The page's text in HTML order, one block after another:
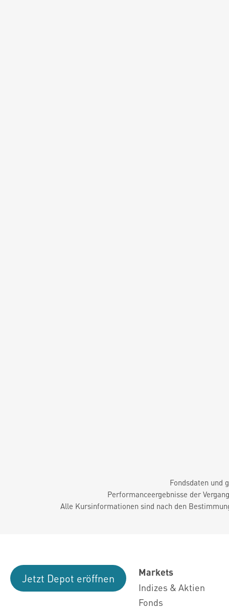
Fondsdaten und
Performanceergebnisse der
Alle Kursinformationen sind nach den
Jetzt Depot eröffnen
Markets
Indizes & Aktien
Fonds